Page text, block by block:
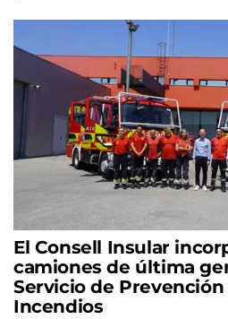
El Consell Insular
camiones de última
Servicio de
Incendios